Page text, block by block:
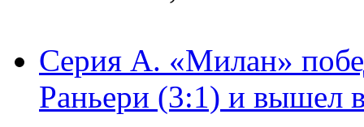
Серия А. «Милан»
Раньери (3:1) и вышел